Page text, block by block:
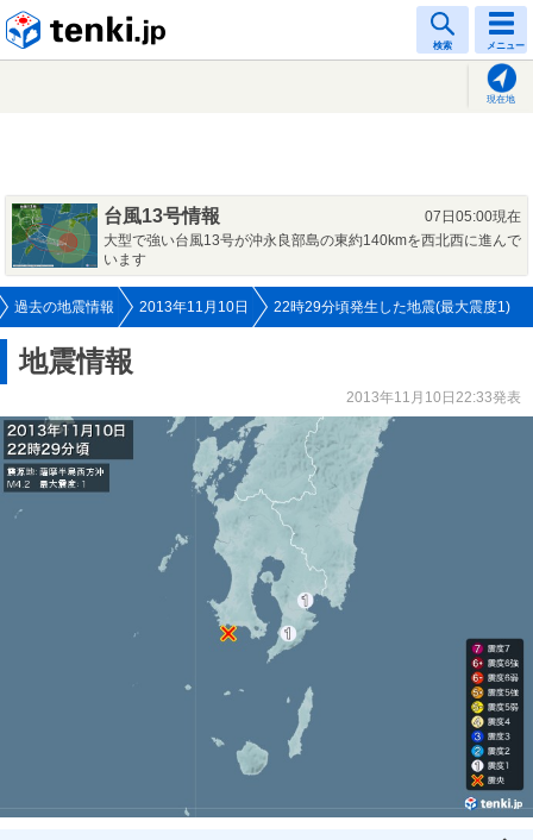
検索 メニュー
現在地
台風13号情報
07日05:00現在
大型で強い台風13号が沖永良部島の東約140kmを西北西に進んで
います
過去の地震情報 2013年11月10日 22時29分頃発生した地震(最大震度1)
地震情報
2013年11月10日22:33発表